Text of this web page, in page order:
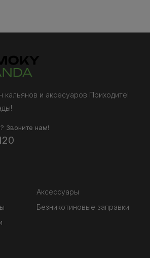
кальянов и аксесуаров Приходите!
Звоните нам!
Аксессуары
Безникотиновые заправки